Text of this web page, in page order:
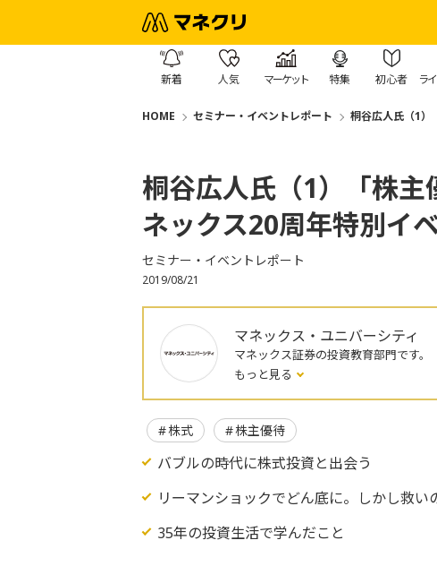
新着 人気 マーケット 特集 初心者 ラ
HOME セミナー・イベントレポート 桐谷広人氏（1）
桐谷広人氏（1）「株主
ネックス20周年特別イ
セミナー・イベントレポート
2019/08/21
マネックス・ユニバーシティ
マネックス証券の投資教育部門です。
もっと見る
株式 株主優待
バブルの時代に株式投資と出会う
リーマンショックでどん底に。しかし救い
35年の投資生活で学んだこと